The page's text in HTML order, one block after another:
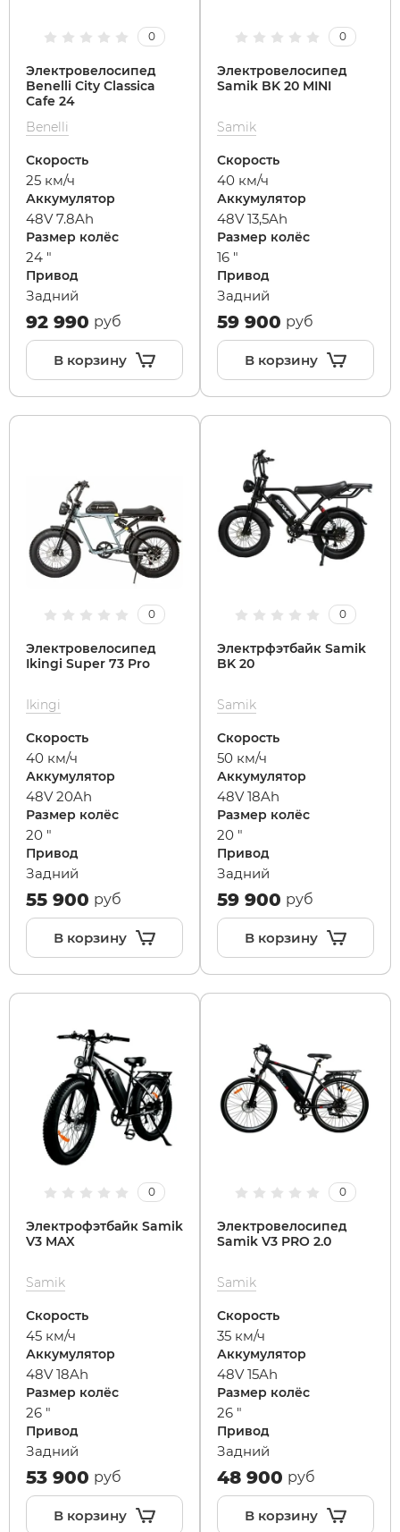
0
Электровелосипед
Benelli City Classica
Cafe 24
Benelli
Скорость
25 км/ч
Аккумулятор
48V 7.8Ah
Размер колёс
24 "
Привод
Задний
92 990 руб
В корзину
0
Электровелосипед
Samik BK 20 MINI
Samik
Скорость
40 км/ч
Аккумулятор
48V 13,5Ah
Размер колёс
16 "
Привод
Задний
59 900 руб
В корзину
0
Электровелосипед
Ikingi Super 73 Pro
Ikingi
Скорость
40 км/ч
Аккумулятор
48V 20Ah
Размер колёс
20 "
Привод
Задний
55 900 руб
В корзину
0
Электрфэтбайк Samik
BK 20
Samik
Скорость
50 км/ч
Аккумулятор
48V 18Ah
Размер колёс
20 "
Привод
Задний
59 900 руб
В корзину
0
Электрофэтбайк Samik
V3 MAX
Samik
Скорость
45 км/ч
Аккумулятор
48V 18Ah
Размер колёс
26 "
Привод
Задний
53 900 руб
В корзину
0
Электровелосипед
Samik V3 PRO 2.0
Samik
Скорость
35 км/ч
Аккумулятор
48V 15Ah
Размер колёс
26 "
Привод
Задний
48 900 руб
В корзину